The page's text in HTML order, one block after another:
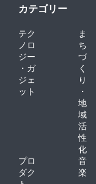
カテゴリー
テク
ノロ
ジー
・ガ
ジェ
ット
ま
ち
づ
く
り
・
地
域
活
性
化
プロ
ダク
音
楽